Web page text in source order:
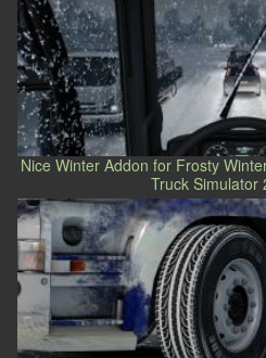
Nice Winter Addon for Frosty
Truck Simulator